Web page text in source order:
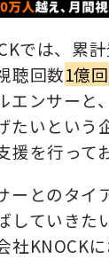
では、累
聴回数1億回
エンサーと
たいという
援を行って
ーとのタイ
していきた
社KNOCK